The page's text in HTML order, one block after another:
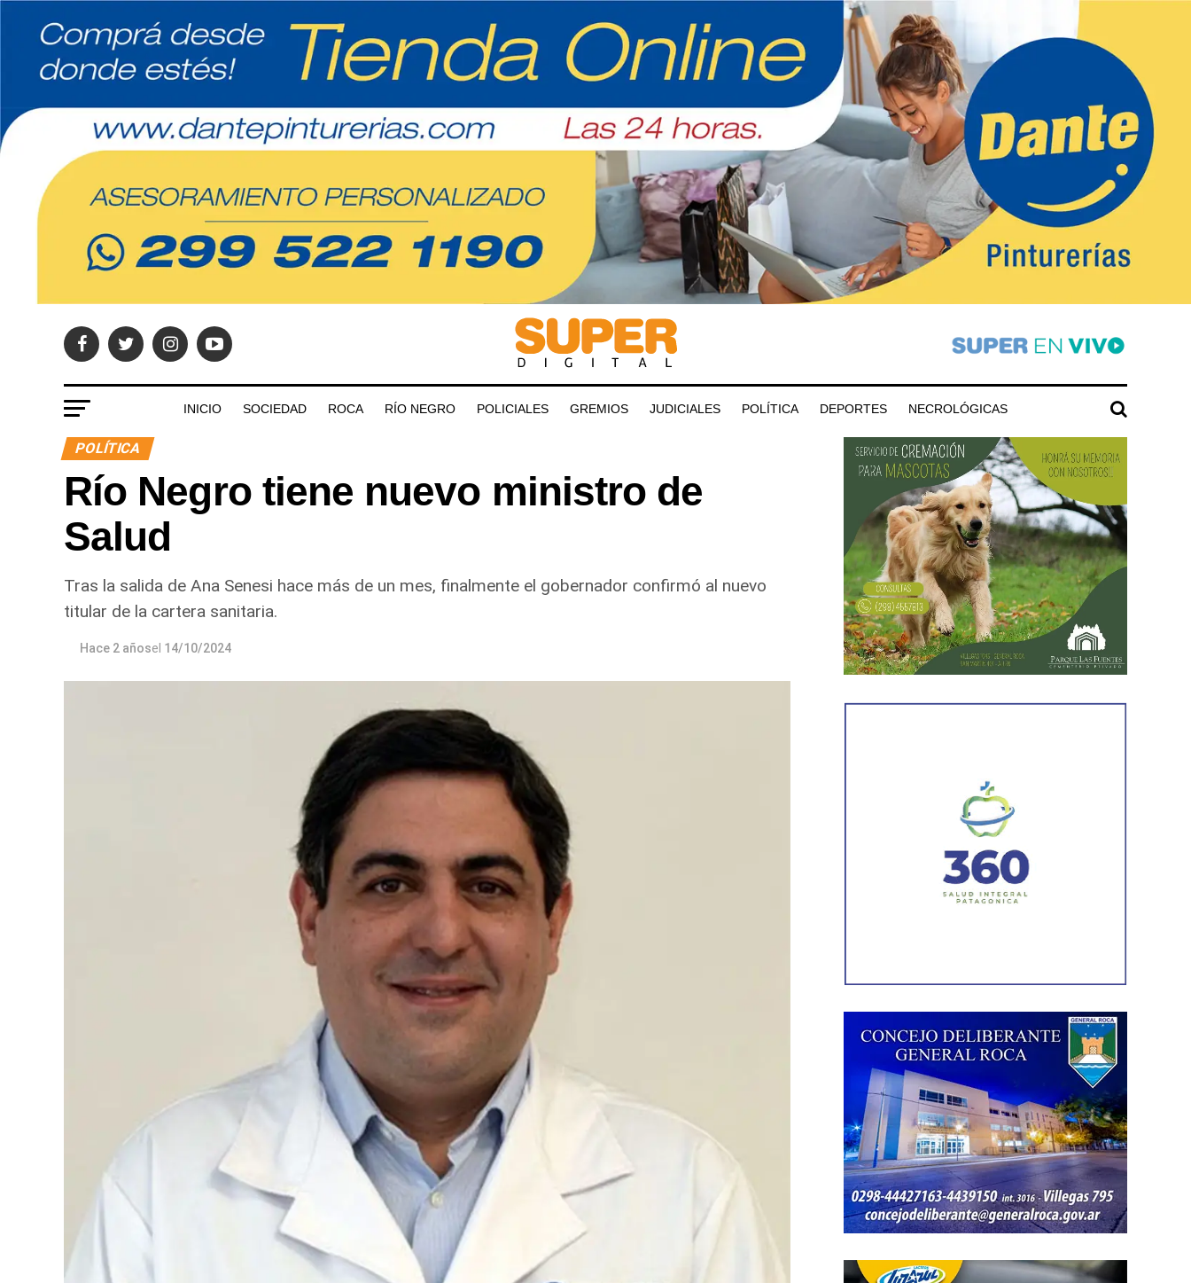
INICIO SOCIEDAD ROCA RÍO NEGRO POLICIALES GREMIOS JUDICIALES POLÍTICA DEPORTES NECROLÓGICAS
POLÍTICA
Río Negro tiene nuevo ministro de
Salud
Tras la salida de Ana Senesi hace más de un mes, finalmente el gobernador confirmó al nuevo
titular de la cartera sanitaria.
Hace 2 añosel 14/10/2024